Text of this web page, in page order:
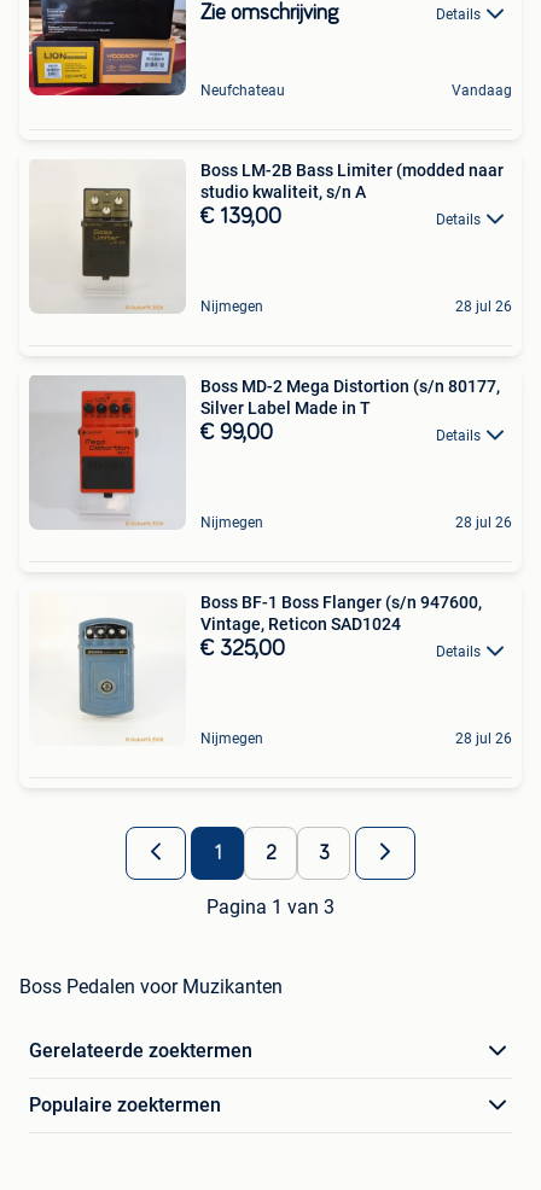
Zie omschrijving Details
Neufchateau Vandaag
Boss LM-2B Bass Limiter (modded naar
studio kwaliteit, s/n A
€ 139,00 Details
Nijmegen 28 jul 26
Boss MD-2 Mega Distortion (s/n 80177,
Silver Label Made in T
€ 99,00 Details
Nijmegen 28 jul 26
Boss BF-1 Boss Flanger (s/n 947600,
Vintage, Reticon SAD1024
€ 325,00 Details
Nijmegen 28 jul 26
1 2 3
Pagina 1 van 3
Boss Pedalen voor Muzikanten
Gerelateerde zoektermen
Populaire zoektermen